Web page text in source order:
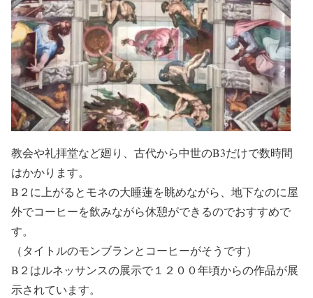
教会や礼拝堂など廻り、古代から中世のB3だけで数時間
はかかります。
B２に上がるとモネの大睡蓮を眺めながら、地下なのに屋
外でコーヒーを飲みながら休憩ができるのでおすすめで
す。
（タイトルのモンブランとコーヒーがそうです）
B２はルネッサンスの展示で１２００年頃からの作品が展
示されています。